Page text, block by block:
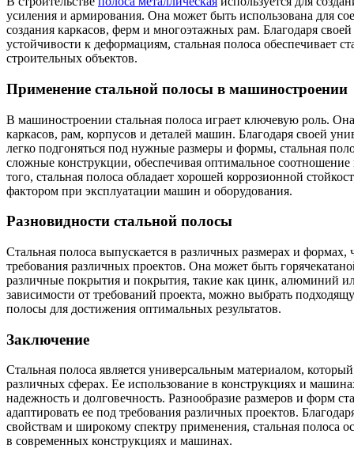
усиления и армирования. Она может быть использована для
создания каркасов, ферм и многоэтажных рам. Благодаря
устойчивости к деформациям, стальная полоса обеспечивает
строительных объектов.
Применение стальной полосы в машиностроении
В машиностроении стальная полоса играет ключевую роль. Она
каркасов, рам, корпусов и деталей машин. Благодаря своей
легко подгоняться под нужные размеры и формы, стальная
сложные конструкции, обеспечивая оптимальное
того, стальная полоса обладает хорошей коррозионной
фактором при эксплуатации машин и оборудования.
Разновидности стальной полосы
Стальная полоса выпускается в различных размерах и формах,
требования различных проектов. Она может быть
различные покрытия и покрытия, такие как цинк, алюминий
зависимости от требований проекта, можно выбрать
полосы для достижения оптимальных результатов.
Заключение
Стальная полоса является универсальным материалом,
различных сферах. Ее использование в конструкциях и
надежность и долговечность. Разнообразие размеров и форм
адаптировать ее под требования различных проектов.
свойствам и широкому спектру применения, стальная полоса
в современных конструкциях и машинах.